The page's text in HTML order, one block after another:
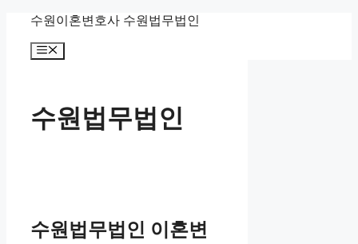
content
수원이혼변호사 수원법무법인
Menu
수원법무법인
수원법무법인 이혼변